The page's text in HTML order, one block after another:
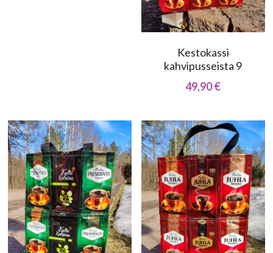
Kestokassi
kahvipusseista 9
49,90 €